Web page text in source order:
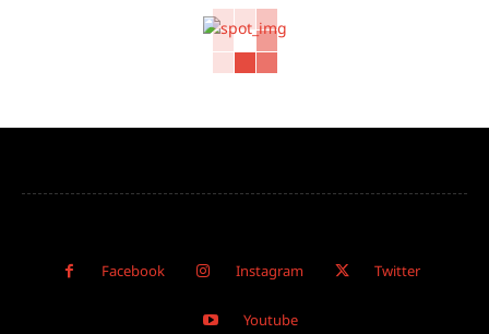
Facebook Instagram Twitter
Youtube